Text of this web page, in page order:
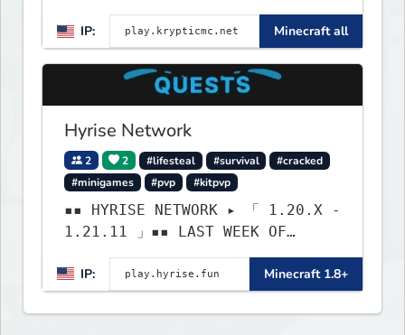
BEST gamemodes you'll ever
play. Minigames, KitPvP,
Lifesteal, Prison, Practice,
Bedwars, Skywars, & much much
IP: Minecraft all
Hyrise Network
2 2 #lifesteal #survival
#cracked
#minigames
#pvp #kitpvp
▪▪ HYRISE NETWORK ▸ 「 1.20.X -
1.21.11 」▪▪ LAST WEEK OF
IP:
Minecraft 1.8+